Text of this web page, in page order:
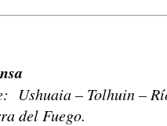
Ushuaia – Tolhuin –
del Fuego.